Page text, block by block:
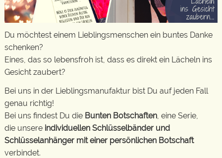
Du möchtest einem Lieblingsmenschen ein buntes Danke
schenken?
Eines, das so lebensfroh ist, dass es direkt ein Lächeln ins
Gesicht zaubert?
Bei uns in der Lieblingsmanufaktur bist Du auf jeden Fall
genau richtig!
Bei uns findest Du die Bunten Botschaften , eine Serie,
die unsere individuellen Schlüsselbänder und
Schlüsselanhänger mit einer persönlichen Botschaft
verbindet.